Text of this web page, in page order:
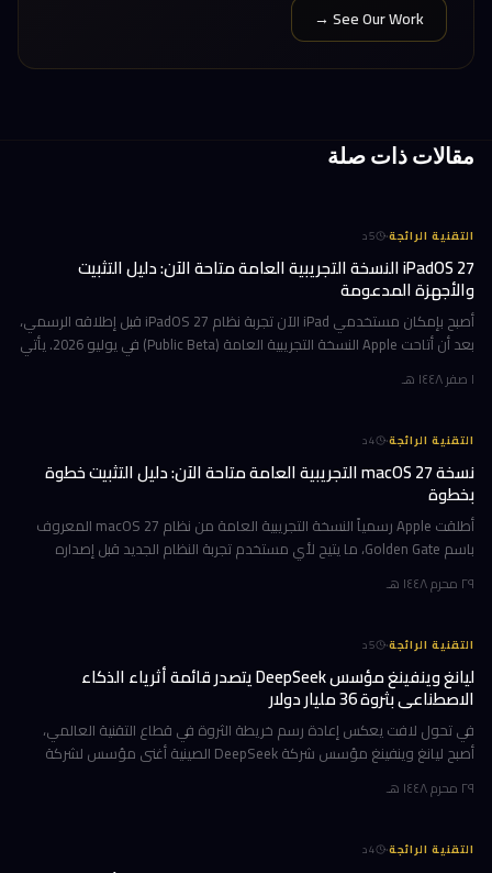
See Our Work →
مقالات ذات صلة
التقنية الرائجة·
5د
iPadOS 27 النسخة التجريبية العامة متاحة الآن: دليل التثبيت
والأجهزة المدعومة
أصبح بإمكان مستخدمي iPad الآن تجربة نظام iPadOS 27 قبل إطلاقه الرسمي،
بعد أن أتاحت Apple النسخة التجريبية العامة (Public Beta) في يوليو 2026. يأتي
١ صفر ١٤٤٨ هـ
التقنية الرائجة·
4د
نسخة macOS 27 التجريبية العامة متاحة الآن: دليل التثبيت خطوة
بخطوة
أطلقت Apple رسمياً النسخة التجريبية العامة من نظام macOS 27 المعروف
باسم Golden Gate، ما يتيح لأي مستخدم تجربة النظام الجديد قبل إصداره
٢٩ محرم ١٤٤٨ هـ
التقنية الرائجة·
5د
ليانغ وينفينغ مؤسس DeepSeek يتصدر قائمة أثرياء الذكاء
الاصطناعي بثروة 36 مليار دولار
في تحول لافت يعكس إعادة رسم خريطة الثروة في قطاع التقنية العالمي،
أصبح ليانغ وينفينغ مؤسس شركة DeepSeek الصينية أغنى مؤسس لشركة
٢٩ محرم ١٤٤٨ هـ
التقنية الرائجة·
4د